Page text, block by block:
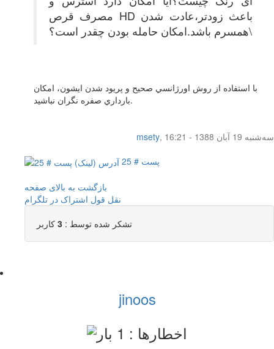
HD باعث زودتر،عادت شدن
همسرم باشد.امکان حامله بودن چقدر است؟\
با استفاده از روش اورژانسي صحيح و پريود شدن ايشون، امكان
بارداري صفره نگران نباشيد.
msety,
سه‌شنبه 19 آبان 1388 - 16:21
پست # 25
بازگشت به بالای صفحه
نقل قول اشتراک در تلگرام
تشکر شده توسط : 3 کاربر
jinoos